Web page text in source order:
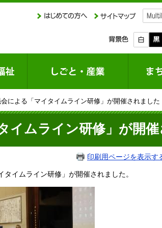
による「マイタイムライン研修」が開催されました
イムライン研修」が開
印刷用ページを表示す
イムライン研修」が開催されました。